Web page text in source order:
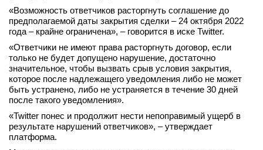
«Возможность ответчиков расторгнуть соглашение до
предполагаемой даты закрытия сделки – 24 октября 2022
года – крайне ограничена», – говорится в иске Twitter.
«Ответчики не имеют права расторгнуть договор, если
только не будет допущено нарушение, достаточно
значительное, чтобы вызвать срыв условия закрытия,
которое после надлежащего уведомления либо не может
быть устранено, либо не устраняется в течение 30 дней
после такого уведомления».
«Twitter понес и продолжит нести непоправимый ущерб в
результате нарушений ответчиков», – утверждает
платформа.